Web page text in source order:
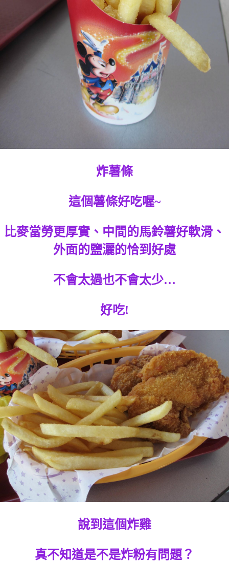
炸薯條
這個薯條好吃喔~
比麥當勞更厚實、中間的馬鈴薯好軟滑、
外面的鹽灑的恰到好處
不會太過也不會太少…
好吃!
說到這個炸雞
真不知道是不是炸粉有問題？